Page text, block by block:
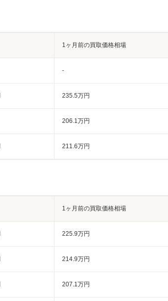
1ヶ月前の買取価格相場
-
235.5万円
206.1万円
211.6万円
1ヶ月前の買取価格相場
225.9万円
214.9万円
207.1万円